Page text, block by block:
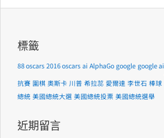
標籤
88 oscars 2016 oscars ai AlphaGo google google ai
抗賽 圍棋 奧斯卡 川普 希拉蕊 愛爾達 李世石 棒球
總統 美國總統大選 美國總統投票 美國總統選舉
近期留言